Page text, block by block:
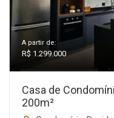
A partir de:
R$ 1.299.000
Casa de
200m²